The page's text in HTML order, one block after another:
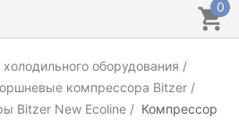
0
оборудования
компрессора Bitzer
Bitzer New Ecoline
Компрессор